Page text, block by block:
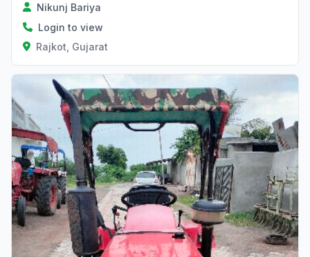
Nikunj Bariya
Login to view
Rajkot, Gujarat